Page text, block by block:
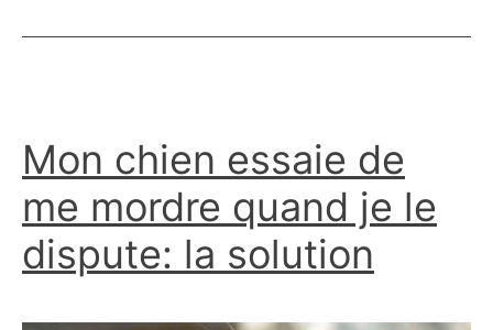
en
Mon chien essaie de
me mordre quand je le
dispute: la solution